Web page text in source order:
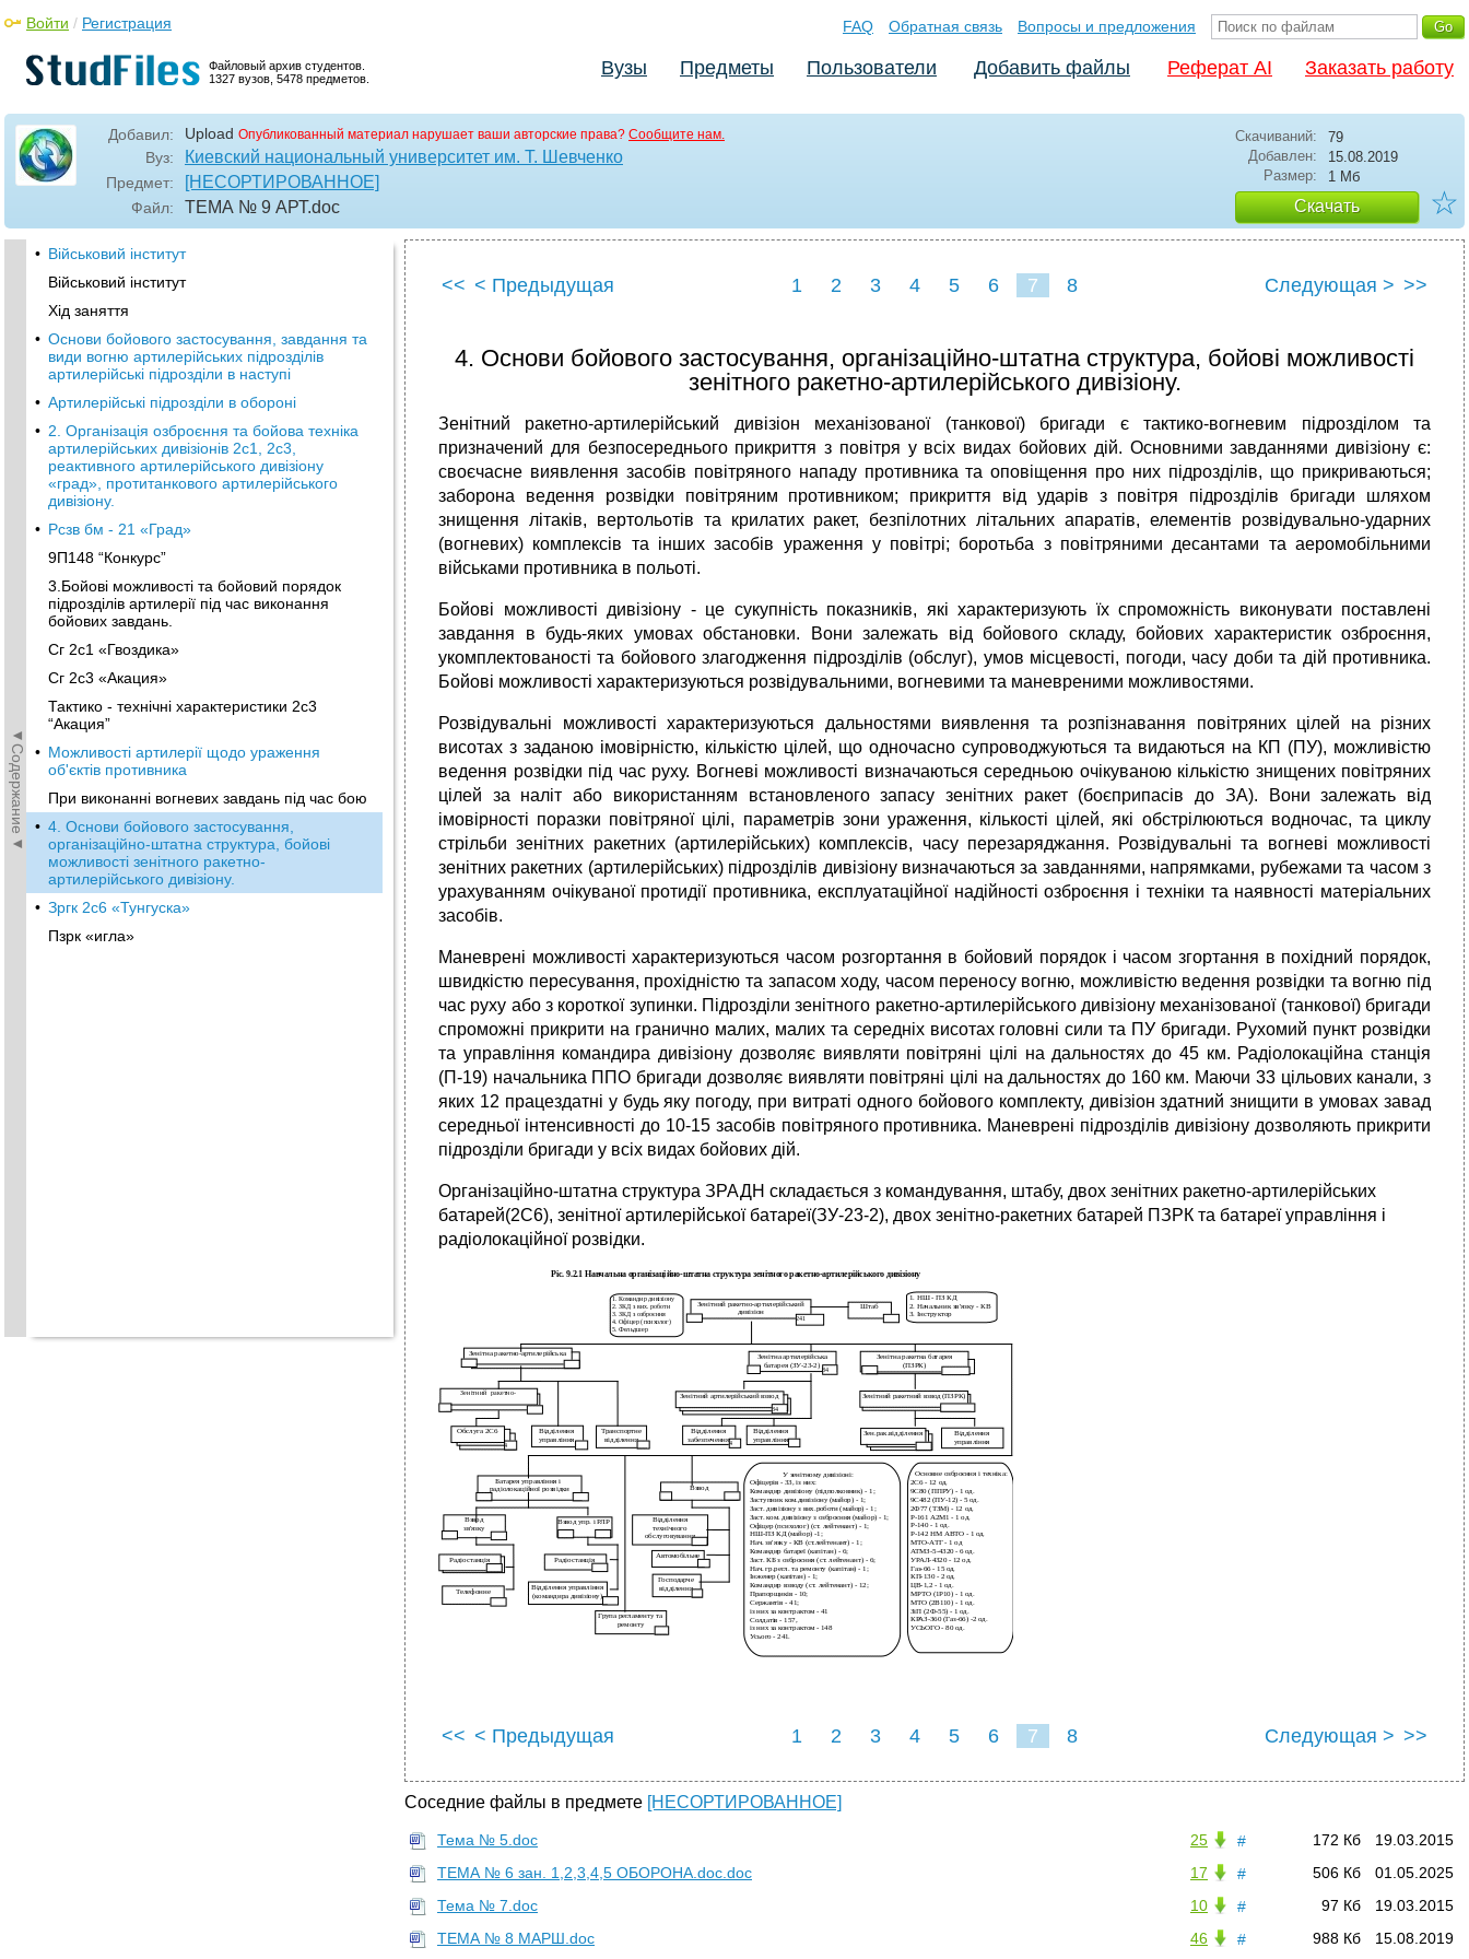
Файловый архив студентов.
1327 вузов, 5478 предметов.
Войти / Регистрация FAQ Обратная связь Вопросы и предложения
Вузы Предметы Пользователи Добавить файлы Реферат AI Заказать работу
Добавил: Upload Опубликованный материал нарушает ваши авторские права? Сообщите нам.
Вуз: Киевский национальный университет им. Т. Шевченко
Предмет: [НЕСОРТИРОВАННОЕ]
Файл: ТЕМА № 9 АРТ.doc
Скачиваний:
79
Добавлен:
15.08.2019
Размер:
1 Мб
Скачать ☆
◄Содержание◄
• Військовий інститут
Військовий інститут
Хід заняття
• Основи бойового застосування, завдання та
види вогню артилерійських підрозділів
артилерійські підрозділи в наступі
• Артилерійські підрозділи в обороні
• 2. Організація озброєння та бойова техніка
артилерійських дивізіонів 2с1, 2с3,
реактивного артилерійського дивізіону
«град», протитанкового артилерійського
дивізіону.
• Рсзв бм - 21 «Град»
9П148 “Конкурс”
3.Бойові можливості та бойовий порядок
підрозділів артилерії під час виконання
бойових завдань.
Сг 2с1 «Гвоздика»
Сг 2с3 «Акация»
Тактико - технічні характеристики 2с3
“Акация”
• Можливості артилерії щодо ураження
об'єктів противника
При виконанні вогневих завдань під час бою
• 4. Основи бойового застосування,
організаційно-штатна структура, бойові
можливості зенітного ракетно-
артилерійського дивізіону.
• Зргк 2с6 «Тунгуска»
Пзрк «игла»
<< < Предыдущая 1 2 3 4 5 6 7 8 Следующая > >>
4. Основи бойового застосування, організаційно-штатна структура, бойові можливості
зенітного ракетно-артилерійського дивізіону.
Зенітний ракетно-артилерійський дивізіон механізованої (танкової) бригади є тактико-вогневим підрозділом та
призначений для безпосереднього прикриття з повітря у всіх видах бойових дій. Основними завданнями дивізіону є:
своєчасне виявлення засобів повітряного нападу противника та оповіщення про них підрозділів, що прикриваються;
заборона ведення розвідки повітряним противником; прикриття від ударів з повітря підрозділів бригади шляхом
знищення літаків, вертольотів та крилатих ракет, безпілотних літальних апаратів, елементів розвідувально-ударних
(вогневих) комплексів та інших засобів ураження у повітрі; боротьба з повітряними десантами та аеромобільними
військами противника в польоті.
Бойові можливості дивізіону - це сукупність показників, які характеризують їх спроможність виконувати поставлені
завдання в будь-яких умовах обстановки. Вони залежать від бойового складу, бойових характеристик озброєння,
укомплектованості та бойового злагодження підрозділів (обслуг), умов місцевості, погоди, часу доби та дій противника.
Бойові можливості характеризуються розвідувальними, вогневими та маневреними можливостями.
Розвідувальні можливості характеризуються дальностями виявлення та розпізнавання повітряних цілей на різних
висотах з заданою імовірністю, кількістю цілей, що одночасно супроводжуються та видаються на КП (ПУ), можливістю
ведення розвідки під час руху. Вогневі можливості визначаються середньою очікуваною кількістю знищених повітряних
цілей за наліт або використанням встановленого запасу зенітних ракет (боєприпасів до ЗА). Вони залежать від
імовірності поразки повітряної цілі, параметрів зони ураження, кількості цілей, які обстрілюються водночас, та циклу
стрільби зенітних ракетних (артилерійських) комплексів, часу перезаряджання. Розвідувальні та вогневі можливості
зенітних ракетних (артилерійських) підрозділів дивізіону визначаються за завданнями, напрямками, рубежами та часом з
урахуванням очікуваної протидії противника, експлуатаційної надійності озброєння і техніки та наявності матеріальних
засобів.
Маневрені можливості характеризуються часом розгортання в бойовий порядок і часом згортання в похідний порядок,
швидкістю пересування, прохідністю та запасом ходу, часом переносу вогню, можливістю ведення розвідки та вогню під
час руху або з короткої зупинки. Підрозділи зенітного ракетно-артилерійського дивізіону механізованої (танкової) бригади
спроможні прикрити на гранично малих, малих та середніх висотах головні сили та ПУ бригади. Рухомий пункт розвідки
та управління командира дивізіону дозволяє виявляти повітряні цілі на дальностях до 45 км. Радіолокаційна станція
(П-19) начальника ППО бригади дозволяє виявляти повітряні цілі на дальностях до 160 км. Маючи 33 цільових канали, з
яких 12 працездатні у будь яку погоду, при витраті одного бойового комплекту, дивізіон здатний знищити в умовах завад
середньої інтенсивності до 10-15 засобів повітряного противника. Маневрені підрозділів дивізіону дозволяють прикрити
підрозділи бригади у всіх видах бойових дій.
Організаційно-штатна структура ЗРАДН складається з командування, штабу, двох зенітних ракетно-артилерійських
батарей(2С6), зенітної артилерійської батареї(ЗУ-23-2), двох зенітно-ракетних батарей ПЗРК та батареї управління і
радіолокаційної розвідки.
<< < Предыдущая 1 2 3 4 5 6 7 8 Следующая > >>
Соседние файлы в предмете [НЕСОРТИРОВАННОЕ]
# 19.03.2015
172 Кб
25
Тема № 5.doc
#
01.05.2025
506 Кб
17
ТЕМА № 6 зан. 1,2,3,4,5 ОБОРОНА.doc.doc
#
19.03.2015
97 Кб
10
Тема № 7.doc
#
15.08.2019
988 Кб
46
ТЕМА № 8 МАРШ.doc